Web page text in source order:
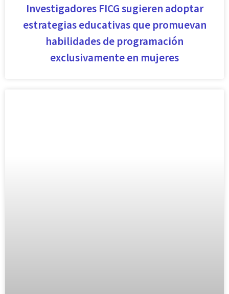
Investigadores FICG sugieren adoptar
estrategias educativas que promuevan
habilidades de programación
exclusivamente en mujeres